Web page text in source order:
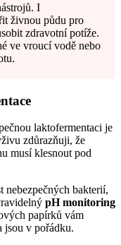
I
živnou půdu pro
zdravotní potíže.
ve vroucí vodě nebo
laktofermentaci je
zdůrazňuji, že
musí klesnout pod
nebezpečných bakterií,
pH monitoring
papírků vám
jsou v pořádku.